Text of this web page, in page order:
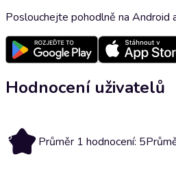
Poslouchejte pohodlně na Android
Hodnocení uživatelů
5 Průměr 1 hodnocení: 5